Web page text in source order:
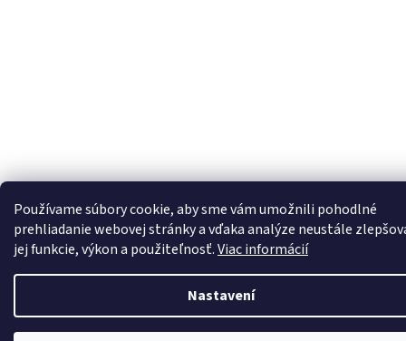
Používame súbory cookie, aby sme vám umožnili pohodlné
prehliadanie webovej stránky a vďaka analýze neustále
jej funkcie, výkon a použiteľnosť.Viac informácií
Nastavení